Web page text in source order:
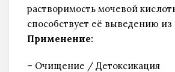
растворимость мочевой
способствует её выведению из
Применение:
– Очищение / Детоксикация